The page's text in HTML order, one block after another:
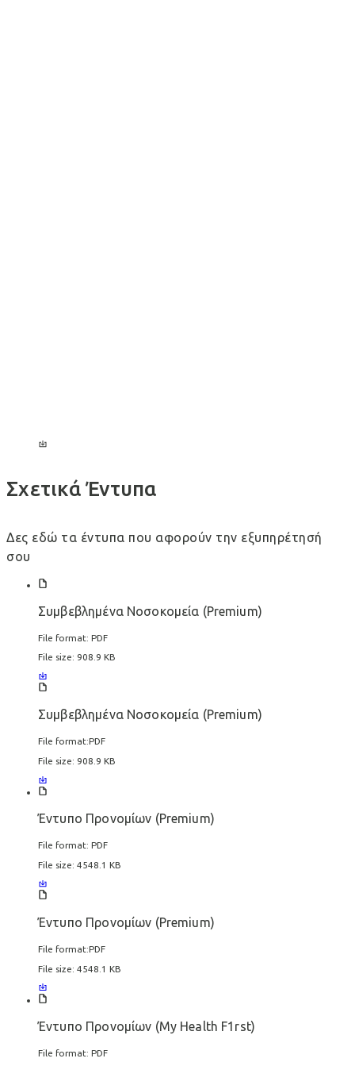
Σχετικά Έντυπα
Δες εδώ τα έντυπα που αφορούν την εξυπηρέτησή
σου
Συμβεβλημένα Νοσοκομεία (Premium)
File format: PDF
File size: 908.9 KB
Συμβεβλημένα Νοσοκομεία (Premium)
File format:PDF
File size: 908.9 KB
Έντυπο Προνομίων (Premium)
File format: PDF
File size: 4548.1 KB
Έντυπο Προνομίων (Premium)
File format:PDF
File size: 4548.1 KB
Έντυπο Προνομίων (My Health F1rst)
File format: PDF